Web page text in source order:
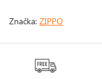
Značka: ZIPPO